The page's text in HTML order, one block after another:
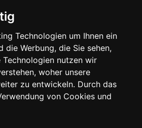
Technologien um Ihnen ein
die Werbung, die Sie sehen,
Technologien nutzen wir
woher unsere
zu entwickeln. Durch das
von Cookies und
Blog
uns